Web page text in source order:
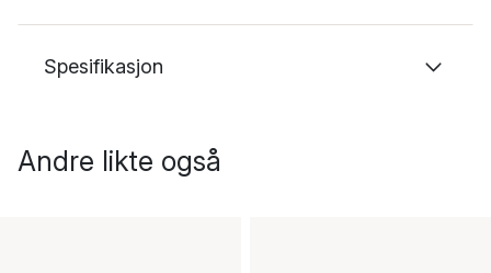
Spesifikasjon
Andre likte også